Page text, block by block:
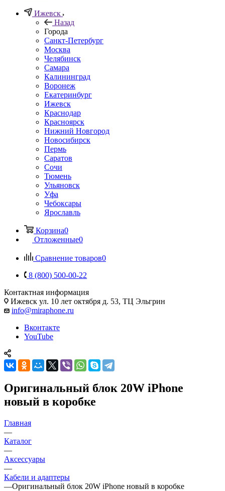
Ижевск
Назад
Города
Санкт-Петербург
Москва
Челябинск
Самара
Калининград
Воронеж
Екатеринбург
Ижевск
Краснодар
Красноярск
Нижний Новгород
Новосибирск
Пермь
Саратов
Сочи
Тюмень
Ульяновск
Уфа
Чебоксары
Ярославль
Корзина0
Отложенные0
Сравнение товаров0
8 (800) 500-00-22
Контактная информация
Ижевск ул. 10 лет октября д. 53, ТЦ Эльгрин
info@miraphone.ru
Вконтакте
YouTube
Оригинальный блок 20W iPhone
новый в коробке
Главная
—
Каталог
—
Аксессуары
—
Кабели и адаптеры
—Оригинальный блок 20W iPhone новый в коробке